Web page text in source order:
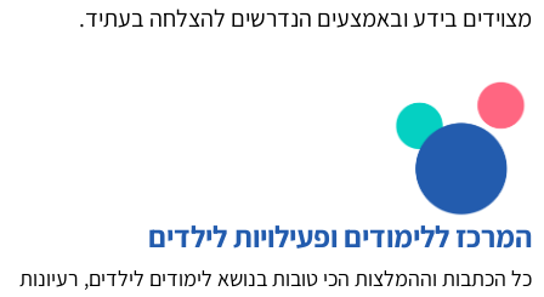
מצוידים בידע ובאמצעים הנדרשים להצלחה בעתיד.
המרכז ללימודים ופעילויות לילדים
כל הכתבות וההמלצות הכי טובות בנושא לימודים לילדים, רעיונות